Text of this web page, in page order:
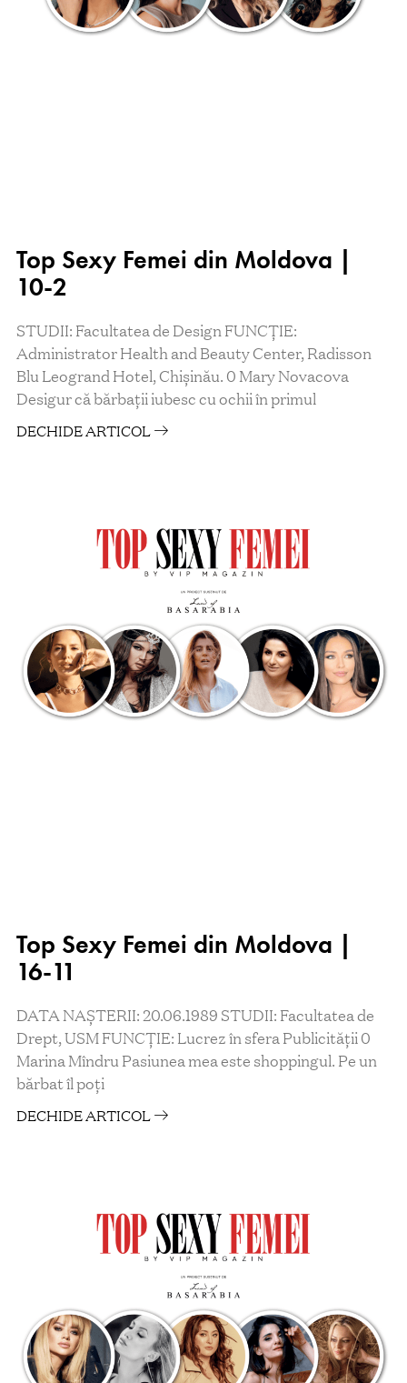
Top Sexy Femei din Moldova |
10-2
STUDII: Facultatea de Design FUNCŢIE:
Administrator Health and Beauty Center, Radisson
Blu Leogrand Hotel, Chișinău. 0 Mary Novacova
Desigur că bărbaţii iubesc cu ochii în primul
DECHIDE ARTICOL
Top Sexy Femei din Moldova |
16-11
DATA NAȘTERII: 20.06.1989 STUDII: Facultatea de
Drept, USM FUNCŢIE: Lucrez în sfera Publicității 0
Marina Mîndru Pasiunea mea este shoppingul. Pe un
bărbat îl poţi
DECHIDE ARTICOL